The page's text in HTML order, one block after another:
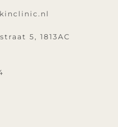
5, 1813AC